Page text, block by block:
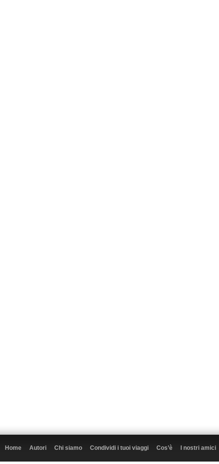
Home Autori Chi siamo Condividi i tuoi viaggi Cos’è I nostri amici